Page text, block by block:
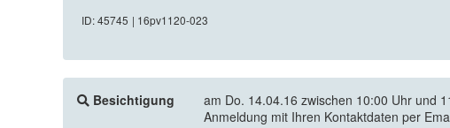
ID: 45745 | 16pv1120-023
Besichtigung
am Do. 14.04.16 zwischen 10:00 Uhr und
Anmeldung mit Ihren Kontaktdaten per